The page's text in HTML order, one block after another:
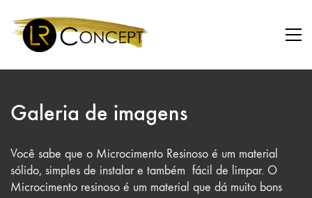
Galeria de imagens
Você sabe que o Microcimento Resinoso é um material
sólido, simples de instalar e também fácil de limpar. O
Microcimento resinoso é um material que dá muito bons